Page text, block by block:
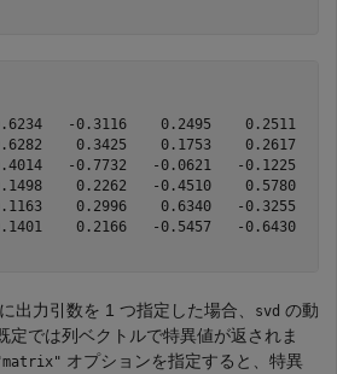
-0.3116    0.2495    0.2511
0.3425    0.1753    0.2617
-0.7732   -0.0621   -0.1225   -
0.2262   -0.4510    0.5780   -
0.2996    0.6340   -0.3255   -
0.2166   -0.5457   -0.6430
出力引数を 1 つ指定した場合、 svd の動
定では列ベクトルで特異値が返されま
オプションを指定すると、特異